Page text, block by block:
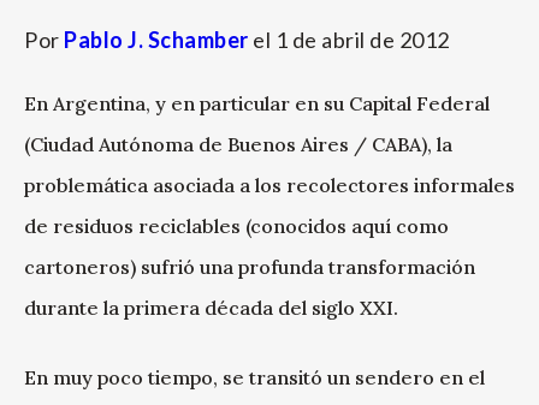
Por Pablo J. Schamber el 1 de abril de 2012
En Argentina, y en particular en su Capital Federal
(Ciudad Autónoma de Buenos Aires / CABA), la
problemática asociada a los recolectores informales
de residuos reciclables (conocidos aquí como
cartoneros) sufrió una profunda transformación
durante la primera década del siglo XXI.
En muy poco tiempo, se transitó un sendero en el